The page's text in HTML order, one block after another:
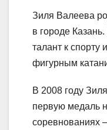
Зиля Валеева
в городе
талант к спорту
фигурным
В 2008 году
первую медаль
соревнованиях